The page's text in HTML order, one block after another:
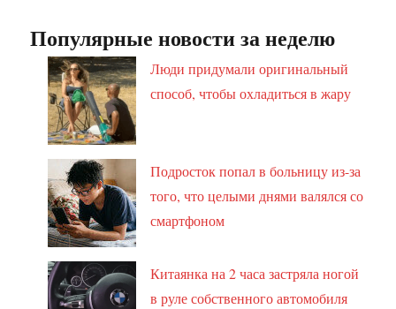
Популярные новости за неделю
Люди придумали оригинальный
способ, чтобы охладиться в жару
Подросток попал в больницу из-за
того, что целыми днями валялся со
смартфоном
Китаянка на 2 часа застряла ногой
в руле собственного автомобиля